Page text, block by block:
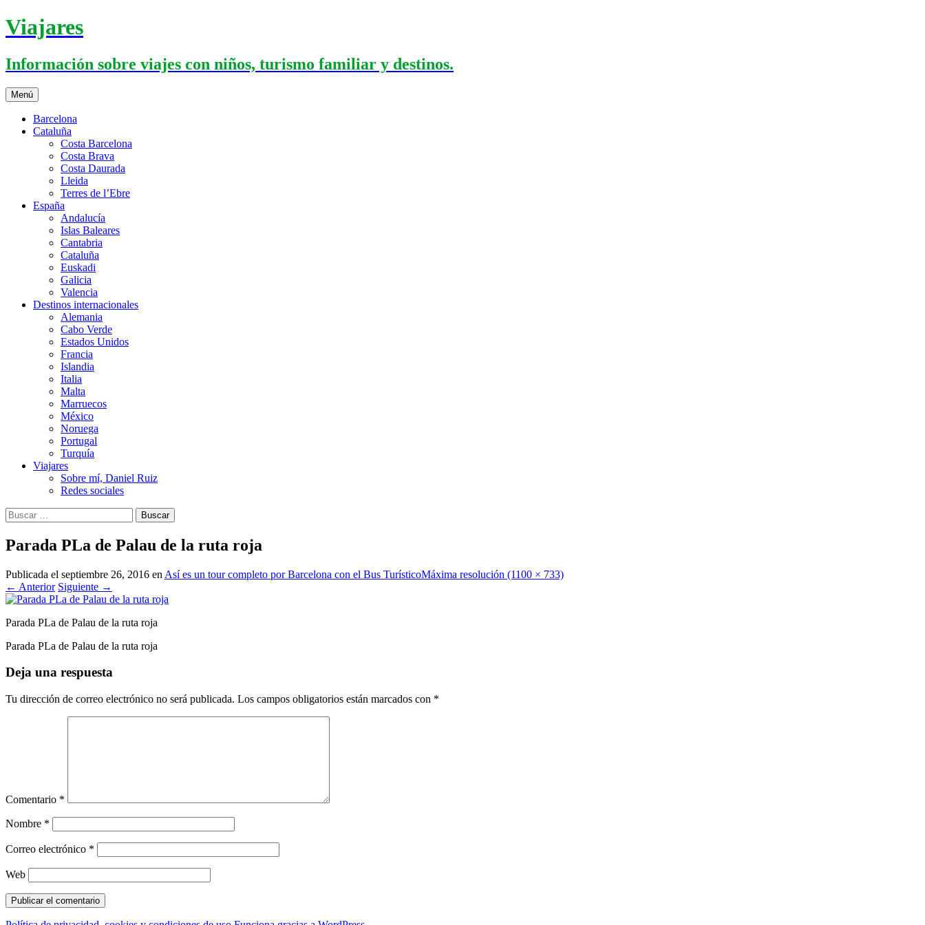
Saltar
al
Viajares
Información sobre viajes con niños, turismo familiar y destinos.
Menú
Barcelona
Cataluña
Costa Barcelona
Costa Brava
Costa Daurada
Lleida
Terres de l’Ebre
España
Andalucía
Islas Baleares
Cantabria
Cataluña
Euskadi
Galicia
Valencia
Destinos internacionales
Alemania
Cabo Verde
Estados Unidos
Francia
Islandia
Italia
Malta
Marruecos
México
Noruega
Portugal
Turquía
Viajares
Sobre mí, Daniel Ruiz
Redes sociales
Buscar:
Parada PLa de Palau de la ruta roja
Publicada el septiembre 26, 2016 en Así es un tour completo por Barcelona con el Bus TurísticoMáxima resolución (1100 × 733)
← Anterior Siguiente →
Parada PLa de Palau de la ruta roja
Parada PLa de Palau de la ruta roja
Deja una respuesta
Tu dirección de correo electrónico no será publicada. Los campos obligatorios están marcados con *
Comentario *
Nombre *
Correo electrónico *
Web